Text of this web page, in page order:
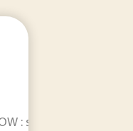
la mise à jour des
: scope of